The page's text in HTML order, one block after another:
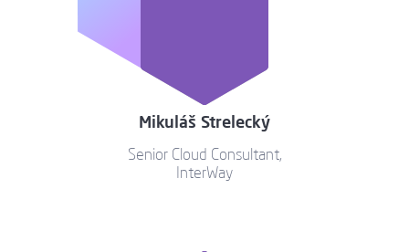
Mikuláš Strelecký
Senior Cloud Consultant,
InterWay